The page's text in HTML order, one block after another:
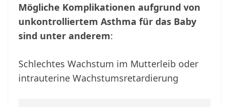
Mögliche Komplikationen aufgrund von
unkontrolliertem Asthma für das Baby
sind unter anderem:
Schlechtes Wachstum im Mutterleib oder
intrauterine Wachstumsretardierung